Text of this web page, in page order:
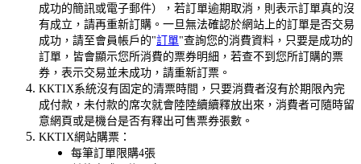
成功的簡訊或電子郵件），若訂單逾期取消，則表示訂單真的沒
有成立，請再重新訂購。一旦無法確認於網站上的訂單是否交易
成功，請至會員帳戶的"訂單"查詢您的消費資料，只要是成功的
訂單，皆會顯示您所消費的票券明細，若查不到您所訂購的票
券，表示交易並未成功，請重新訂票。
KKTIX系統沒有固定的清票時間，只要消費者沒有於期限內完
成付款，未付款的席次就會陸陸續續釋放出來，消費者可隨時留
意網頁或是機台是否有釋出可售票券張數。
KKTIX網站購票：
每筆訂單限購4張